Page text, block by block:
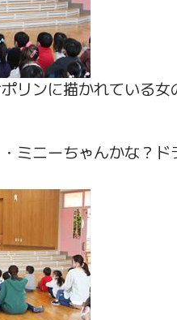
リンに描かれている
ミニーちゃんかな？ド